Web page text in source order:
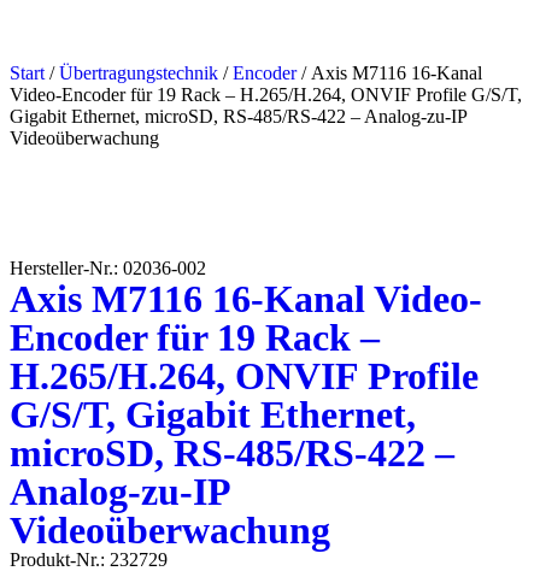
Start /Übertragungstechnik /Encoder/ Axis M7116 16-Kanal
Video-Encoder für 19 Rack – H.265/H.264, ONVIF Profile G/S/T,
Gigabit Ethernet, microSD, RS-485/RS-422 – Analog-zu-IP
Videoüberwachung
Hersteller-Nr.: 02036-002
Axis M7116 16-Kanal Video-
Encoder für 19 Rack –
H.265/H.264, ONVIF Profile
G/S/T, Gigabit Ethernet,
microSD, RS-485/RS-422 –
Analog-zu-IP
Videoüberwachung
Produkt-Nr.: 232729